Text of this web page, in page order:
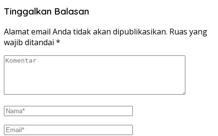
Tinggalkan Balasan
Alamat email Anda tidak akan dipublikasikan. Ruas yang
wajib ditandai *